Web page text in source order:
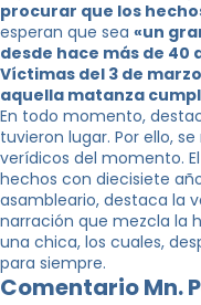
procurar que los
esperan que sea «un
desde hace más de 40
Víctimas del 3 de
aquella matanza
En todo momento,
tuvieron lugar. Por ello,
verídicos del momento.
hechos con diecisiete
asambleario, destaca la
narración que mezcla la
una chica, los cuales,
para siempre.
Comentario Mn.